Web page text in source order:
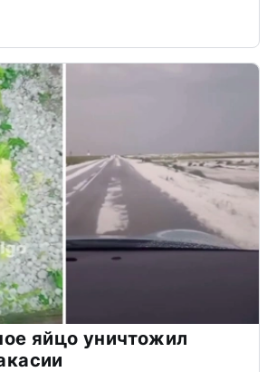
яйцо уничтожил